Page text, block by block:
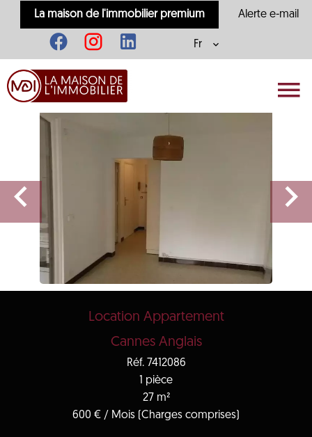
La maison de l'immobilier premium Alerte e-mail
Fr
Location Appartement
Cannes Anglais
Réf. 7412086
1 pièce
27 m²
600 € / Mois (Charges comprises)